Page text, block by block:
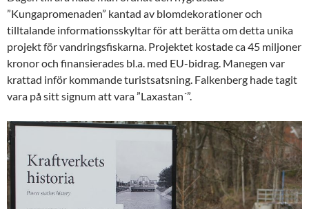
”Kungapromenaden” kantad av blomdekorationer och
tilltalande informationsskyltar för att berätta om detta unika
projekt för vandringsfiskarna. Projektet kostade ca 45 miljoner
kronor och finansierades bl.a. med EU-bidrag. Manegen var
krattad inför kommande turistsatsning. Falkenberg hade tagit
vara på sitt signum att vara ”Laxastan´”.